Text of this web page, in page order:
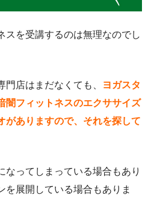
スを受講するのは無理なのでし
店はまだなくても、
ヨガスタ
闇フィットネスのエクササイズ
がありますので、それを探して
なってしまっている場合もあり
を展開している場合もありま